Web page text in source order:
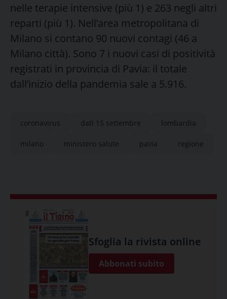
nelle terapie intensive (più 1) e 263 negli altri
reparti (più 1). Nell’area metropolitana di
Milano si contano 90 nuovi contagi (46 a
Milano città). Sono 7 i nuovi casi di positività
registrati in provincia di Pavia: il totale
dall’inizio della pandemia sale a 5.916.
coronavirus dati 15 settembre lombardia
milano ministero salute pavia regione
Sfoglia la rivista online
Abbonati subito